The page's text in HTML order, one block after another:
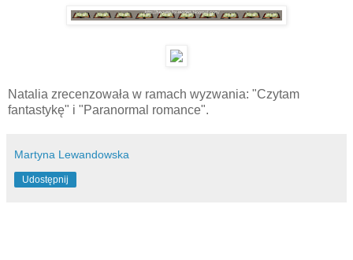
Natalia zrecenzowała w ramach wyzwania: "Czytam
fantastykę" i "Paranormal romance".
Martyna Lewandowska
Udostępnij